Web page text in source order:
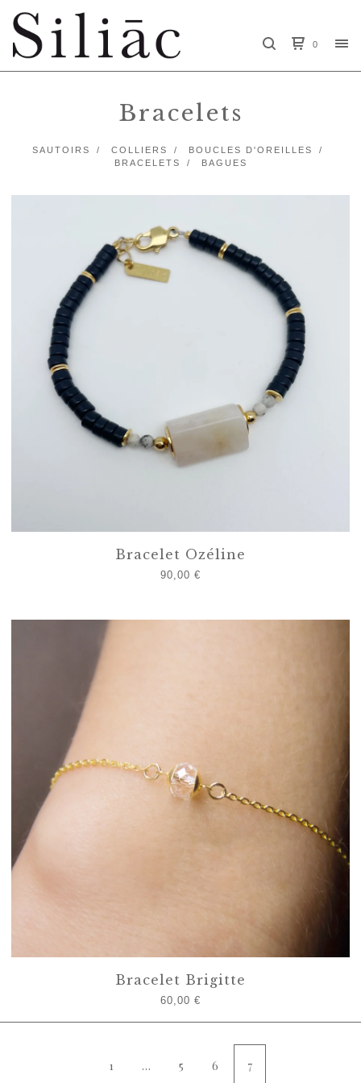
0
Bracelets
SAUTOIRS COLLIERS
BOUCLES D'OREILLES
BRACELETS
BAGUES
Bracelet Ozéline
90,00 €
Bracelet Brigitte
60,00 €
1 … 5 6 7